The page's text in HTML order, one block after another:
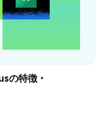
の特徴・